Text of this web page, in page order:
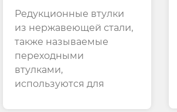
Стали Обеспечивают
Герметичное
Соединение Между
Фитингами И
Трубами.
Редукционные втулки
из нержавеющей стали,
также называемые
переходными
втулками,
используются для